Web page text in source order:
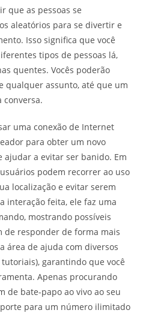
que as pessoas se
aleatórios para se divertir e
Isso significa que você
tipos de pessoas lá,
quentes. Vocês poderão
qualquer assunto, até que um
conversa.
uma conexão de Internet
para obter um novo
ajudar a evitar ser banido. Em
podem recorrer ao uso
localização e evitar serem
interação feita, ele faz uma
mostrando possíveis
de responder de forma mais
área de ajuda com diversos
garantindo que você
Apenas procurando
de bate-papo ao vivo ao seu
para um número ilimitado